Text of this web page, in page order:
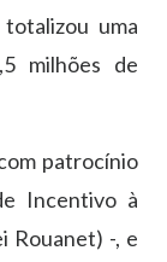
uma
milhões de
patrocínio
Incentivo à
Rouanet) -, e